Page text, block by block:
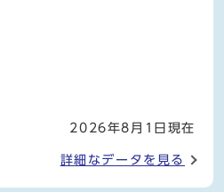
2026年8月1日現在
詳細なデータを見る